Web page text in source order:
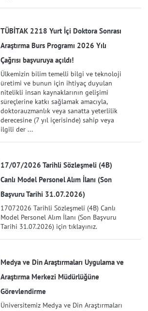
TÜBİTAK 2218 Yurt İçi Doktora Sonrası
Araştırma Burs Programı 2026 Yılı
Çağrısı başvuruya açıldı!
Ülkemizin bilim temelli bilgi ve teknoloji
üretimi ve bunun için ihtiyaç duyulan
nitelikli insan kaynaklarının gelişimi
süreçlerine katkı sağlamak amacıyla,
doktorauzmanlık veya sanatta yeterlilik
derecesine (7 yıl içerisinde) sahip veya
ilgili der ...
17/07/2026 Tarihli Sözleşmeli (4B)
Canlı Model Personel Alım İlanı (Son
Başvuru Tarihi 31.07.2026)
17072026 Tarihli Sözleşmeli (4B) Canlı
Model Personel Alım İlanı (Son Başvuru
Tarihi 31.07.2026) için tıklayınız.
Medya ve Din Araştırmaları Uygulama ve
Araştırma Merkezi Müdürlüğüne
Görevlendirme
Üniversitemiz Medya ve Din Araştırmaları